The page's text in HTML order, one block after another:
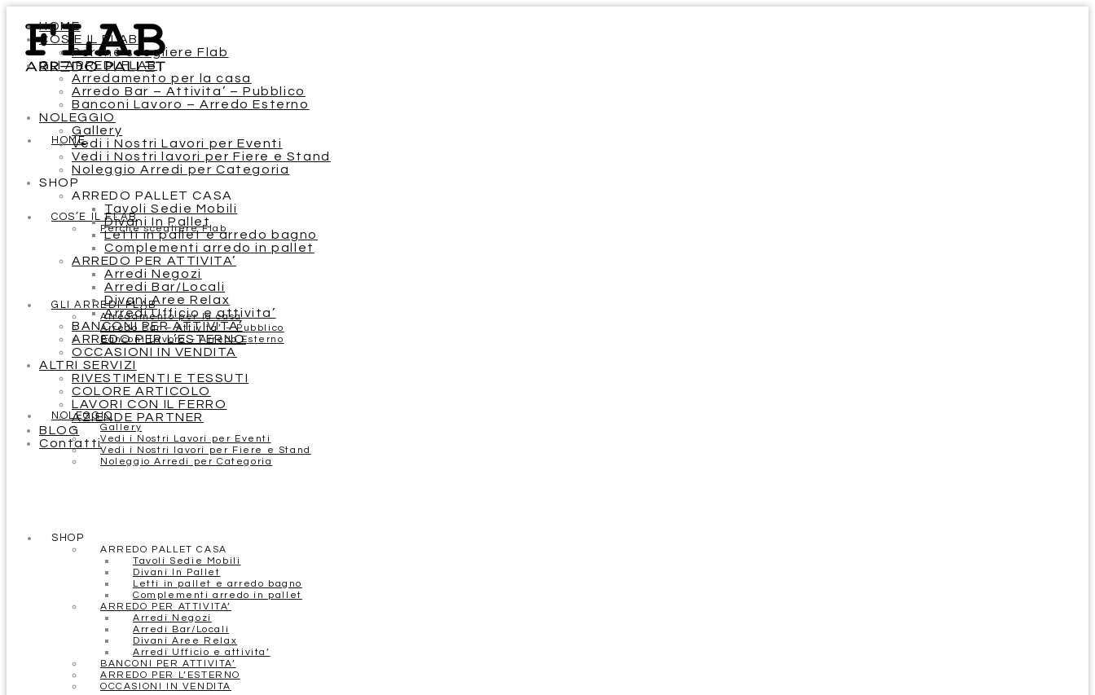
HOME
COS’E IL FLAB
Perchè scegliere Flab
GLI ARREDI FLAB
Arredamento per la casa
Arredo Bar – Attivita’ – Pubblico
Banconi Lavoro – Arredo Esterno
NOLEGGIO
Gallery
Vedi i Nostri Lavori per Eventi
Vedi i Nostri lavori per Fiere e Stand
Noleggio Arredi per Categoria
SHOP
ARREDO PALLET CASA
Tavoli Sedie Mobili
Divani In Pallet
Letti in pallet e arredo bagno
Complementi arredo in pallet
ARREDO PER ATTIVITA’
Arredi Negozi
Arredi Bar/Locali
Divani Aree Relax
Arredi Ufficio e attivita’
BANCONI PER ATTIVITA’
ARREDO PER L’ESTERNO
OCCASIONI IN VENDITA
ALTRI SERVIZI
RIVESTIMENTI E TESSUTI
COLORE ARTICOLO
LAVORI CON IL FERRO
AZIENDE PARTNER
BLOG
Contatti
HOME
COS’E IL FLAB
Perchè scegliere Flab
GLI ARREDI FLAB
Arredamento per la casa
Arredo Bar – Attivita’ – Pubblico
Banconi Lavoro – Arredo Esterno
NOLEGGIO
Gallery
Vedi i Nostri Lavori per Eventi
Vedi i Nostri lavori per Fiere e Stand
Noleggio Arredi per Categoria
SHOP
ARREDO PALLET CASA
Tavoli Sedie Mobili
Divani In Pallet
Letti in pallet e arredo bagno
Complementi arredo in pallet
ARREDO PER ATTIVITA’
Arredi Negozi
Arredi Bar/Locali
Divani Aree Relax
Arredi Ufficio e attivita’
BANCONI PER ATTIVITA’
ARREDO PER L’ESTERNO
OCCASIONI IN VENDITA